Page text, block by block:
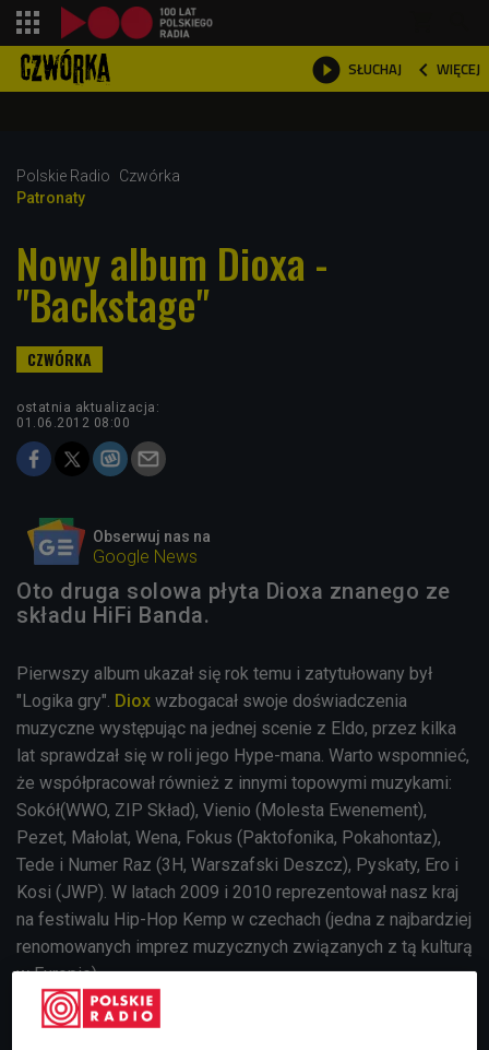
 SŁUCHAJ  WIĘCEJ

Polskie Radio
Czwórka
Patronaty
Nowy album Dioxa -
"Backstage"
ostatnia aktualizacja:
01.06.2012 08:00
Obserwuj nas na
Google News
Oto druga solowa płyta Dioxa znanego ze
składu HiFi Banda.
Pierwszy album ukazał się rok temu i zatytułowany był
"Logika gry". Diox wzbogacał swoje doświadczenia
muzyczne występując na jednej scenie z Eldo, przez kilka
lat sprawdzał się w roli jego Hype-mana. Warto wspomnieć,
że współpracował również z innymi topowymi muzykami:
Sokół(WWO, ZIP Skład), Vienio (Molesta Ewenement),
Pezet, Małolat, Wena, Fokus (Paktofonika, Pokahontaz),
Tede i Numer Raz (3H, Warszafski Deszcz), Pyskaty, Ero i
Kosi (JWP). W latach 2009 i 2010 reprezentował nasz kraj
na festiwalu Hip-Hop Kemp w czechach (jedna z najbardziej
renomowanych imprez muzycznych związanych z tą kulturą
w Europie).
Backstage” jako podróż po kuluarach życia Dioxa w